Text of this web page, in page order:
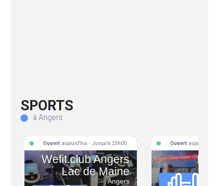
SPORTS
à Angers
Wefit.club Angers
Lac de Maine
Angers
Ouvert aujourd'hui - Jusqu'à 23h00 Ouvert aujourd'hui